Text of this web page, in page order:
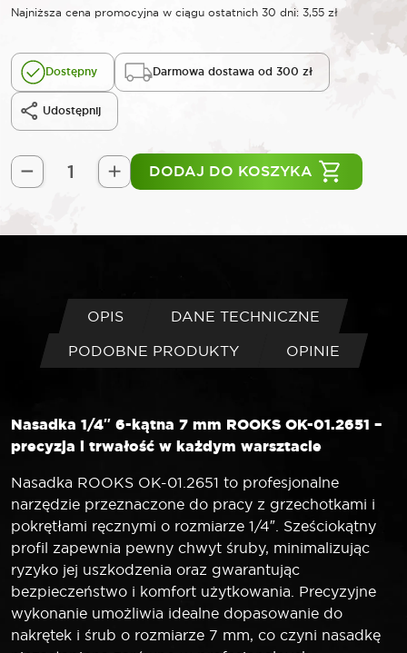
Najniższa cena promocyjna w ciągu ostatnich 30 dni: 3,55 zł
Dostępny Darmowa dostawa od 300 zł
Udostępnij
ilość
DODAJ DO KOSZYKA
OPIS
DANE TECHNICZNE
PODOBNE PRODUKTY
OPINIE
Nasadka 1/4″ 6-kątna 7 mm ROOKS OK-01.2651 –
precyzja i trwałość w każdym warsztacie
Nasadka ROOKS OK-01.2651 to profesjonalne
narzędzie przeznaczone do pracy z grzechotkami i
pokrętłami ręcznymi o rozmiarze 1/4″. Sześciokątny
profil zapewnia pewny chwyt śruby, minimalizując
ryzyko jej uszkodzenia oraz gwarantując
bezpieczeństwo i komfort użytkowania. Precyzyjne
wykonanie umożliwia idealne dopasowanie do
nakrętek i śrub o rozmiarze 7 mm, co czyni nasadkę